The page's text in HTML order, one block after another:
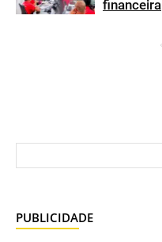
financeira
PUBLICIDADE